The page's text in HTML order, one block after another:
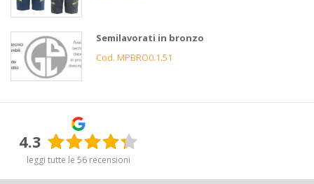
Semilavorati in bronzo
Cod. MPBRO0.1.51
4.3
leggi tutte le 56 recensioni